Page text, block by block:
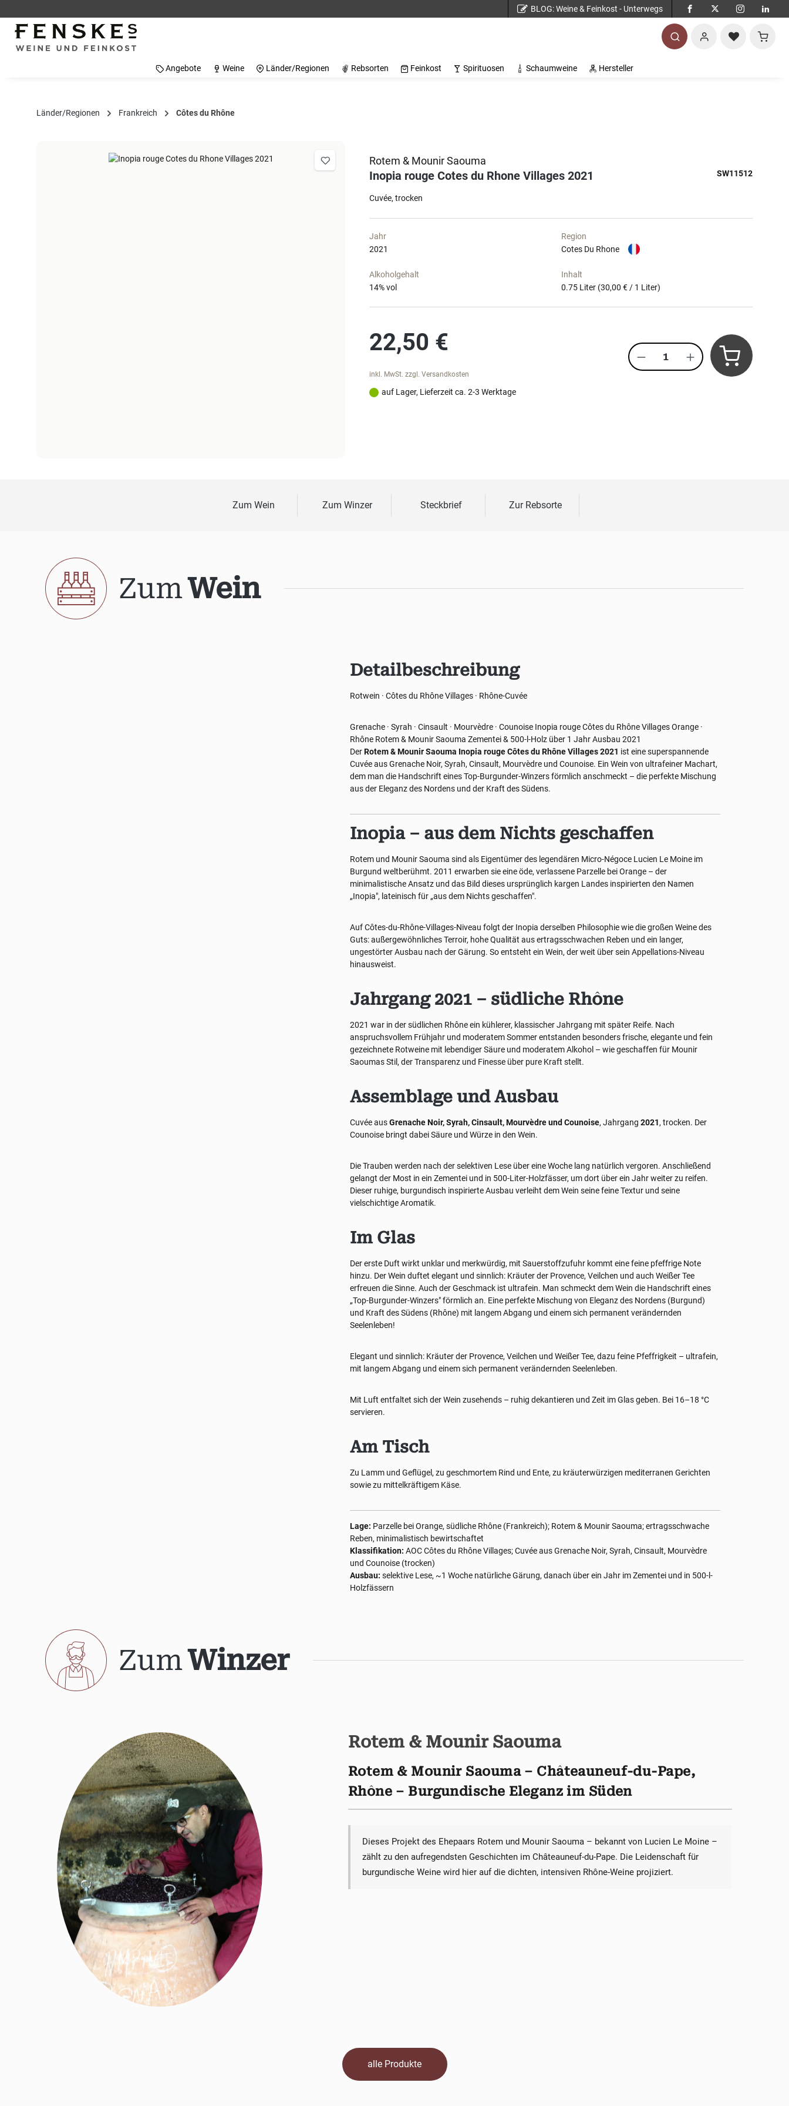
BLOG: Weine & Feinkost - Unterwegs
Angebote Weine Länder/Regionen Rebsorten Feinkost Spirituosen Schaumweine Hersteller
Länder/Regionen Frankreich Côtes du Rhône
Rotem & Mounir Saouma
Inopia rouge Cotes du Rhone Villages 2021 SW11512
Cuvée trocken
Jahr
2021
Region
Cotes Du Rhone
Alkoholgehalt
14% vol
Inhalt
0.75 Liter (30,00 € / 1 Liter)
22,50 €
inkl. MwSt. zzgl. Versandkosten
Produkt Anzahl: Gib den
auf Lager, Lieferzeit ca. 2-3 Werktage
Zum Wein Zum Winzer Steckbrief Zur Rebsorte
ZumWein
Detailbeschreibung
Rotwein · Côtes du Rhône Villages · Rhône-Cuvée
Grenache · Syrah · Cinsault · Mourvèdre · Counoise Inopia rougeCôtes du Rhône VillagesOrange ·
Rhône Rotem & Mounir Saouma Zementei & 500-l-Holz über 1 Jahr Ausbau 2021
DerRotem & Mounir Saouma Inopia rouge Côtes du Rhône Villages 2021 ist eine superspannende
Cuvée aus Grenache Noir, Syrah, Cinsault, Mourvèdre und Counoise. Ein Wein von ultrafeiner Machart,
dem man die Handschrift eines Top-Burgunder-Winzers förmlich anschmeckt – die perfekte Mischung
aus der Eleganz des Nordens und der Kraft des Südens.
Inopia – aus dem Nichts geschaffen
Rotem und Mounir Saouma sind als Eigentümer des legendären Micro-Négoce Lucien Le Moine im
Burgund weltberühmt. 2011 erwarben sie eine öde, verlassene Parzelle bei Orange – der
minimalistische Ansatz und das Bild dieses ursprünglich kargen Landes inspirierten den Namen
„Inopia", lateinisch für „aus dem Nichts geschaffen".
Auf Côtes-du-Rhône-Villages-Niveau folgt der Inopia derselben Philosophie wie die großen Weine des
Guts: außergewöhnliches Terroir, hohe Qualität aus ertragsschwachen Reben und ein langer,
ungestörter Ausbau nach der Gärung. So entsteht ein Wein, der weit über sein Appellations-Niveau
hinausweist.
Jahrgang 2021 – südliche Rhône
2021 war in der südlichen Rhône ein kühlerer, klassischer Jahrgang mit später Reife. Nach
anspruchsvollem Frühjahr und moderatem Sommer entstanden besonders frische, elegante und fein
gezeichnete Rotweine mit lebendiger Säure und moderatem Alkohol – wie geschaffen für Mounir
Saoumas Stil, der Transparenz und Finesse über pure Kraft stellt.
Assemblage und Ausbau
Cuvée ausGrenache Noir, Syrah, Cinsault, Mourvèdre und Counoise, Jahrgang2021, trocken. Der
Counoise bringt dabei Säure und Würze in den Wein.
Die Trauben werden nach der selektiven Lese über eine Woche lang natürlich vergoren. Anschließend
gelangt der Most in ein Zementei und in 500-Liter-Holzfässer, um dort über ein Jahr weiter zu reifen.
Dieser ruhige, burgundisch inspirierte Ausbau verleiht dem Wein seine feine Textur und seine
vielschichtige Aromatik.
Im Glas
Der erste Duft wirkt unklar und merkwürdig, mit Sauerstoffzufuhr kommt eine feine pfeffrige Note
hinzu. Der Wein duftet elegant und sinnlich: Kräuter der Provence, Veilchen und auch Weißer Tee
erfreuen die Sinne. Auch der Geschmack ist ultrafein. Man schmeckt dem Wein die Handschrift eines
„Top-Burgunder-Winzers" förmlich an. Eine perfekte Mischung von Eleganz des Nordens (Burgund)
und Kraft des Südens (Rhône) mit langem Abgang und einem sich permanent verändernden
Seelenleben!
Elegant und sinnlich: Kräuter der Provence, Veilchen und Weißer Tee, dazu feine Pfeffrigkeit – ultrafein,
mit langem Abgang und einem sich permanent verändernden Seelenleben.
Mit Luft entfaltet sich der Wein zusehends – ruhig dekantieren und Zeit im Glas geben. Bei 16–18 °C
servieren.
Am Tisch
Zu Lamm und Geflügel, zu geschmortem Rind und Ente, zu kräuterwürzigen mediterranen Gerichten
sowie zu mittelkräftigem Käse.
Lage: Parzelle bei Orange, südliche Rhône (Frankreich); Rotem & Mounir Saouma; ertragsschwache
Reben, minimalistisch bewirtschaftet
Klassifikation: AOC Côtes du Rhône Villages; Cuvée aus Grenache Noir, Syrah, Cinsault, Mourvèdre
und Counoise (trocken)
Ausbau: selektive Lese, ~1 Woche natürliche Gärung, danach über ein Jahr im Zementei und in 500-l-
Holzfässern
ZumWinzer
Rotem & Mounir Saouma
Rotem & Mounir Saouma – Châteauneuf-du-Pape,
Rhône – Burgundische Eleganz im Süden
Dieses Projekt des Ehepaars Rotem und Mounir Saouma – bekannt von Lucien Le Moine –
zählt zu den aufregendsten Geschichten im Châteauneuf-du-Pape. Die Leidenschaft für
burgundische Weine wird hier auf die dichten, intensiven Rhône-Weine projiziert.
alle Produkte